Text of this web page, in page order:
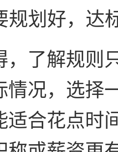
规划好，达
，了解规则
情况，选择
适合花点时